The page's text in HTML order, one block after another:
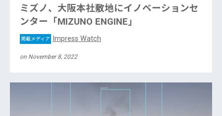
ミズノ、大阪本社敷地にイノベーションセ
ンター「MIZUNO ENGINE」
掲載メディア Impress Watch
on November 8, 2022